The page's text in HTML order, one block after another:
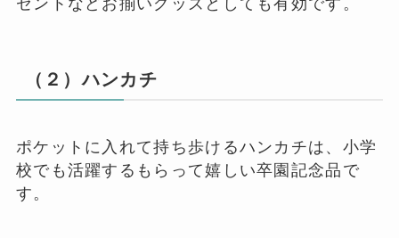
（２）ハンカチ
ポケットに入れて持ち歩けるハンカチは、小学
校でも活躍するもらって嬉しい卒園記念品で
す。